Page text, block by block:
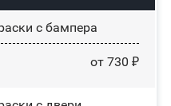
с бампера
от 730 ₽